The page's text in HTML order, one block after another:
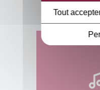
Tout